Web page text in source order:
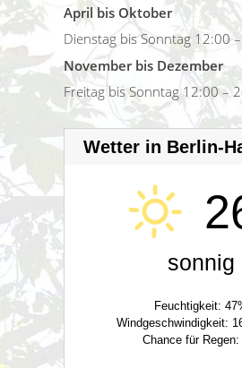
April bis Oktober
Dienstag bis Sonntag 12:00
November bis Dezember
Freitag bis Sonntag 12:00 –
Wetter in Berlin-
sonnig
Feuchtigkeit:
Windgeschwindigkeit:
Chance für Regen: